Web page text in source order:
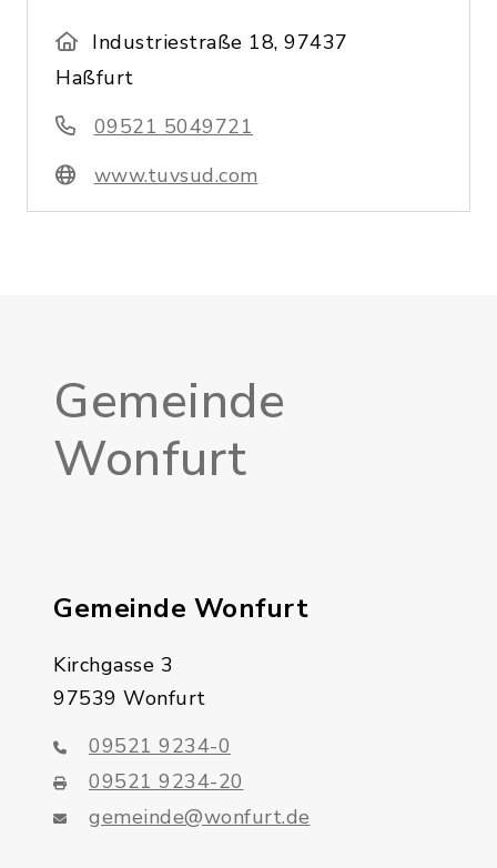
Industriestraße 18, 97437
Haßfurt
09521 5049721
www.tuvsud.com
Gemeinde
Wonfurt
Gemeinde Wonfurt
Kirchgasse 3
97539 Wonfurt
09521 9234-0
09521 9234-20
gemeinde@wonfurt.de